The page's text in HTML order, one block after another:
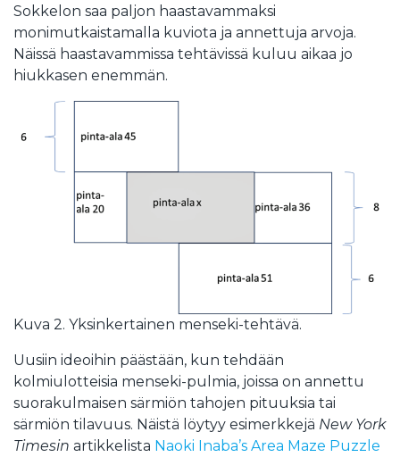
Sokkelon saa paljon haastavammaksi
monimutkaistamalla kuviota ja annettuja arvoja.
Näissä haastavammissa tehtävissä kuluu aikaa jo
hiukkasen enemmän.
Kuva 2. Yksinkertainen menseki-tehtävä.
Uusiin ideoihin päästään, kun tehdään
kolmiulotteisia menseki-pulmia, joissa on annettu
suorakulmaisen särmiön tahojen pituuksia tai
särmiön tilavuus. Näistä löytyy esimerkkejä New York
Timesin artikkelista Naoki Inaba’s Area Maze Puzzle